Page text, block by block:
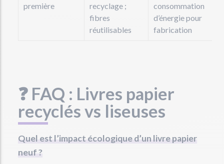
première
recyclage ;
fibres
réutilisables
consommation
d’énergie pour
fabrication
❓ FAQ : Livres papier
recyclés vs liseuses
Quel est l’impact écologique d’un livre papier
neuf ?